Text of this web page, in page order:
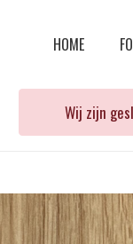
HOME
Wij zijn